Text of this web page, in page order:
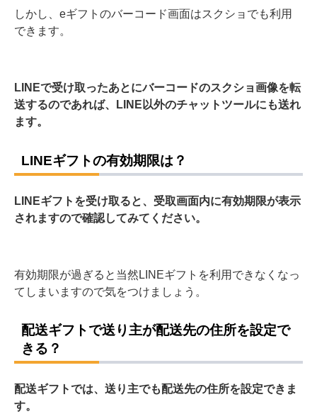
しかし、eギフトのバーコード画面はスクショでも利用
できます。
LINEで受け取ったあとにバーコードのスクショ画像を転
送するのであれば、LINE以外のチャットツールにも送れ
ます。
LINEギフトの有効期限は？
LINEギフトを受け取ると、受取画面内に有効期限が表示
されますので確認してみてください。
有効期限が過ぎると当然LINEギフトを利用できなくなっ
てしまいますので気をつけましょう。
配送ギフトで送り主が配送先の住所を設定で
きる？
配送ギフトでは、送り主でも配送先の住所を設定できま
す。